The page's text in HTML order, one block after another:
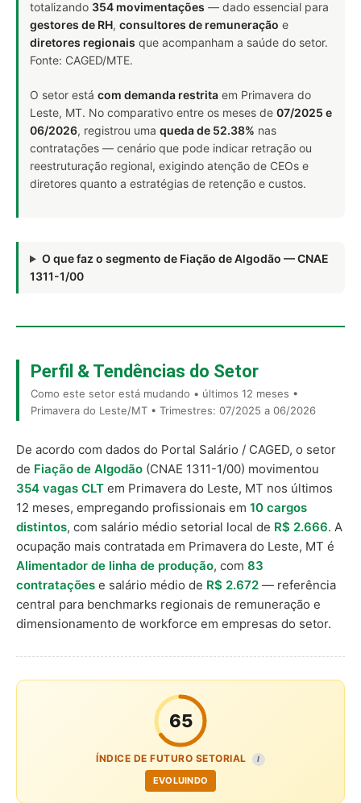
totalizando 354 movimentações — dado essencial para
gestores de RH, consultores de remuneração e
diretores regionais que acompanham a saúde do setor.
Fonte: CAGED/MTE.
O setor está com demanda restrita em Primavera do
Leste, MT. No comparativo entre os meses de 07/2025 e
06/2026, registrou uma queda de 52.38% nas
contratações — cenário que pode indicar retração ou
reestruturação regional, exigindo atenção de CEOs e
diretores quanto a estratégias de retenção e custos.
O que faz o segmento de Fiação de Algodão — CNAE
1311-1/00
Perfil & Tendências do Setor
Como este setor está mudando • últimos 12 meses •
Primavera do Leste/MT • Trimestres: 07/2025 a 06/2026
De acordo com dados do Portal Salário / CAGED, o setor
de Fiação de Algodão (CNAE 1311-1/00) movimentou
354 vagas CLT em Primavera do Leste, MT nos últimos
12 meses, empregando profissionais em 10 cargos
distintos, com salário médio setorial local de R$ 2.666. A
ocupação mais contratada em Primavera do Leste, MT é
Alimentador de linha de produção, com 83
contratações e salário médio de R$ 2.672 — referência
central para benchmarks regionais de remuneração e
dimensionamento de workforce em empresas do setor.
65
ÍNDICE DE FUTURO SETORIAL I
EVOLUINDO